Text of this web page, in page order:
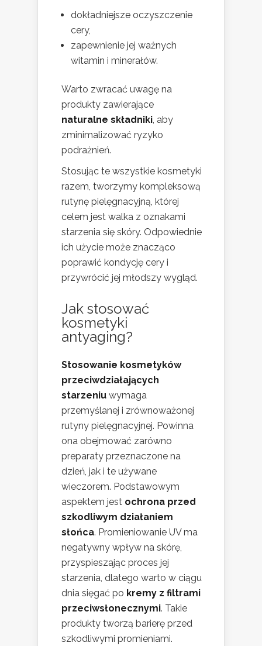
dokładniejsze oczyszczenie
cery,
zapewnienie jej ważnych
witamin i minerałów.
Warto zwracać uwagę na
produkty zawierające
naturalne składniki , aby
zminimalizować ryzyko
podrażnień.
Stosując te wszystkie kosmetyki
razem, tworzymy kompleksową
rutynę pielęgnacyjną, której
celem jest walka z oznakami
starzenia się skóry. Odpowiednie
ich użycie może znacząco
poprawić kondycję cery i
przywrócić jej młodszy wygląd.
Jak stosować
kosmetyki
antyaging?
Stosowanie kosmetyków
przeciwdziałających
starzeniu wymaga
przemyślanej i zrównoważonej
rutyny pielęgnacyjnej. Powinna
ona obejmować zarówno
preparaty przeznaczone na
dzień, jak i te używane
wieczorem. Podstawowym
aspektem jest ochrona przed
szkodliwym działaniem
słońca. Promieniowanie UV ma
negatywny wpływ na skórę,
przyspieszając proces jej
starzenia, dlatego warto w ciągu
dnia sięgać po kremy z filtrami
przeciwsłonecznymi. Takie
produkty tworzą barierę przed
szkodliwymi promieniami.